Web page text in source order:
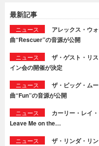
最新記事
ニュース
アレックス・ウ
曲“Rescuer”の音源が公開
ニュース
ザ・ゲスト・リ
イン会の開催が決定
ニュース
ザ・ビッグ・ム
曲“Fun”の音源が公開
ニュース
カーリー・レイ
Leave Me on the…
ニュース
ザ・リンダ・リ